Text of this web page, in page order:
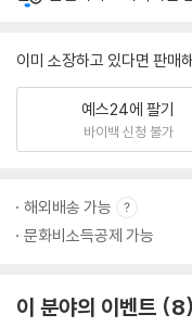
이미 소장하고 있다면 판매
예스24에 팔기
바이백 신청 불가
해외배송 가능
문화비소득공제 가능
이 분야의 이벤트 8